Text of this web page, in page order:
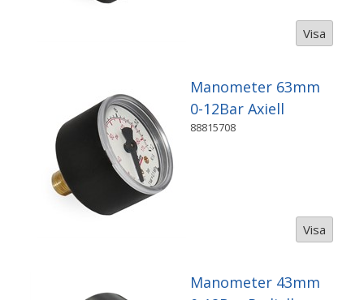
Visa
Manometer 63mm
0-12Bar Axiell
88815708
Visa
Manometer 43mm